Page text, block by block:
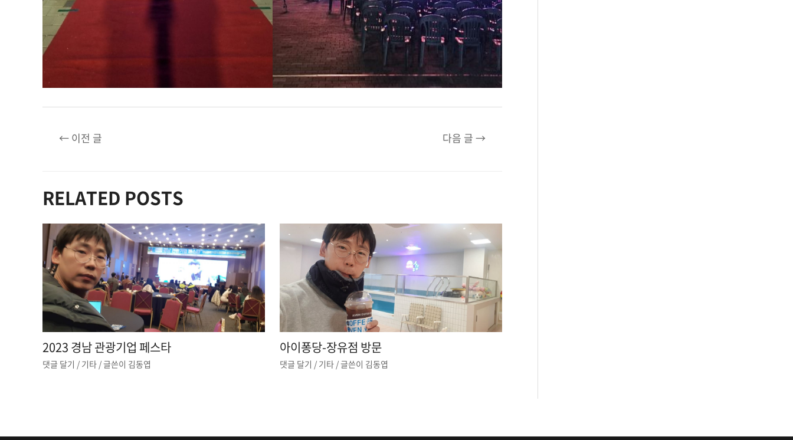
←이전 글 다음 글→
RELATED POSTS
2023 경남 관광기업 페스타
댓글 달기 / 기타 / 글쓴이 김동엽
아이퐁당-장유점 방문
댓글 달기 / 기타 / 글쓴이 김동엽